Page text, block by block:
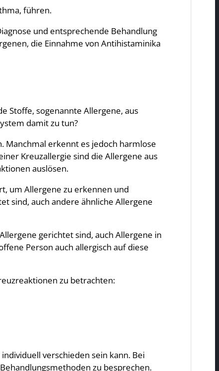
führen.
und entsprechende Behandlung
die Einnahme von Antihistaminika
Stoffe, sogenannte Allergene, aus
damit zu tun?
Manchmal erkennt es jedoch harmlose
Kreuzallergie sind die Allergene aus
auslösen.
um Allergene zu erkennen und
sind, auch andere ähnliche Allergene
gerichtet sind, auch Allergene in
Person auch allergisch auf diese
zu betrachten:
verschieden sein kann. Bei
zu besprechen.